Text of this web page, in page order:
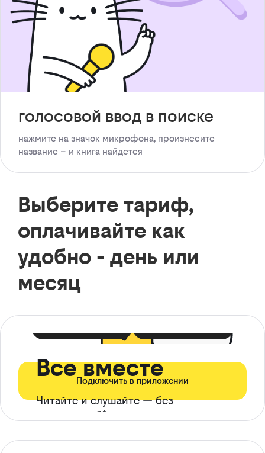
голосовой ввод в поиске
нажмите на значок микрофона, произнесите
название – и книга найдется
Выберите тариф,
оплачивайте как
удобно - день или
месяц
Все вместе
Читайте и слушайте — без
ограничений*
Подключить в приложении